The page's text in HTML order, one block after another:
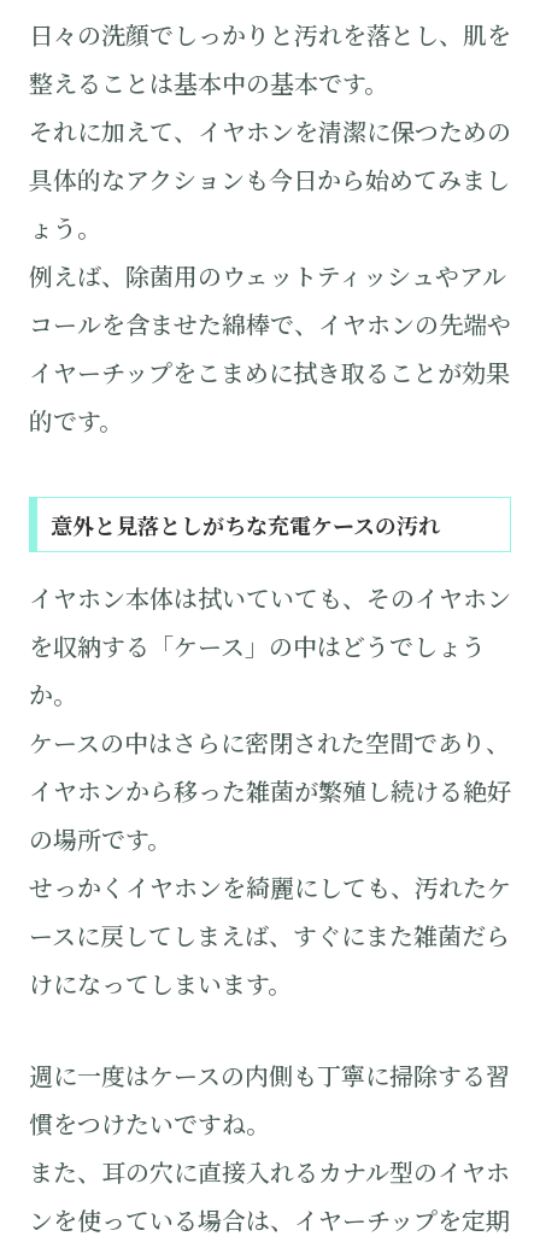
日々の洗顔でしっかりと汚れを落とし、肌を
整えることは基本中の基本です。
それに加えて、イヤホンを清潔に保つための
具体的なアクションも今日から始めてみまし
ょう。
例えば、除菌用のウェットティッシュやアル
コールを含ませた綿棒で、イヤホンの先端や
イヤーチップをこまめに拭き取ることが効果
的です。
意外と見落としがちな充電ケースの汚れ
イヤホン本体は拭いていても、そのイヤホン
を収納する「ケース」の中はどうでしょう
か。
ケースの中はさらに密閉された空間であり、
イヤホンから移った雑菌が繁殖し続ける絶好
の場所です。
せっかくイヤホンを綺麗にしても、汚れたケ
ースに戻してしまえば、すぐにまた雑菌だら
けになってしまいます。
週に一度はケースの内側も丁寧に掃除する習
慣をつけたいですね。
また、耳の穴に直接入れるカナル型のイヤホ
ンを使っている場合は、イヤーチップを定期